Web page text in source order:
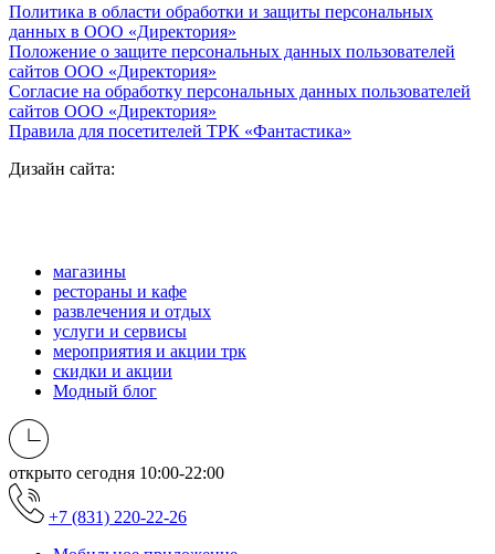
Политика в области обработки и защиты персональных
данных в ООО «Директория»
Положение о защите персональных данных пользователей
сайтов ООО «Директория»
Согласие на обработку персональных данных пользователей
сайтов ООО «Директория»
Правила для посетителей ТРК «Фантастика»
Дизайн сайта:
магазины
рестораны и кафе
развлечения и отдых
услуги и сервисы
мероприятия и акции трк
скидки и акции
Модный блог
открыто сегодня 10:00-22:00
+7 (831) 220-22-26